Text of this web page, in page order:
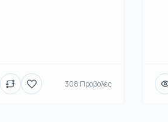
308 Προβολές